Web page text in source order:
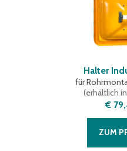
Halter
für
(erhältlich
€
ZUM